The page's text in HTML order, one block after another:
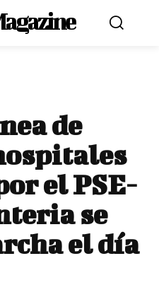
de
el PSE-
se
el día